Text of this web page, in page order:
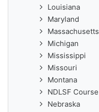
Louisiana
Maryland
Massachusetts
Michigan
Mississippi
Missouri
Montana
NDLSF Course
Nebraska